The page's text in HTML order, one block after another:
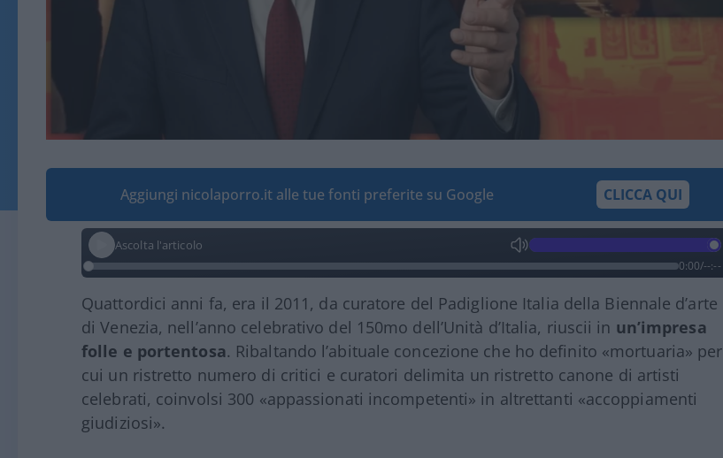
Aggiungi nicolaporro.it alle tue fonti preferite su Google CLICCA QUI
Ascolta l'articolo
0:00/--:--
Quattordici anni fa, era il 2011, da curatore del Padiglione Italia della Biennale d’arte
di Venezia, nell’anno celebrativo del 150mo dell’Unità d’Italia, riuscii in un’impresa
folle e portentosa. Ribaltando l’abituale concezione che ho definito «mortuaria» per
cui un ristretto numero di critici e curatori delimita un ristretto canone di artisti
celebrati, coinvolsi 300 «appassionati incompetenti» in altrettanti «accoppiamenti
giudiziosi».